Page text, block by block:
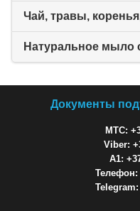
Чай, травы,
Натуральное мыло
Документы
МТС:
Viber:
A1:
Телефон:
Telegram: